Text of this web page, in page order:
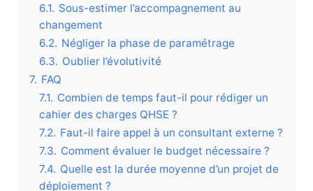
6.1. Sous-estimer l’accompagnement au
changement
6.2. Négliger la phase de paramétrage
6.3. Oublier l’évolutivité
7. FAQ
7.1. Combien de temps faut-il pour rédiger un
cahier des charges QHSE ?
7.2. Faut-il faire appel à un consultant externe ?
7.3. Comment évaluer le budget nécessaire ?
7.4. Quelle est la durée moyenne d’un projet de
déploiement ?